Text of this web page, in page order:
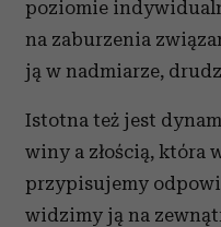
poziomie
na zaburzenia
ją w nadmiarze,
Istotna też jest
winy a złością, która
przypisujemy
widzimy ją na